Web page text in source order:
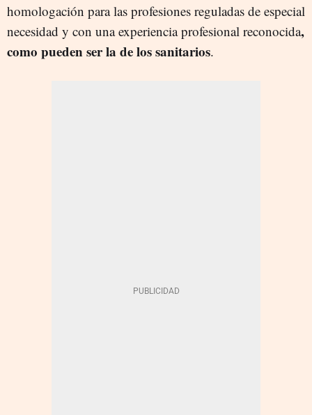
homologación para las profesiones reguladas de especial
necesidad y con una experiencia profesional reconocida,
como pueden ser la de los sanitarios.